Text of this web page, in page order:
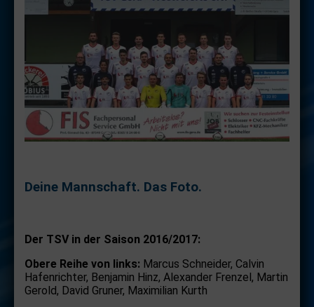
Deine Mannschaft. Das Foto.
Der TSV in der Saison 2016/2017:
Obere Reihe von links: Marcus Schneider, Calvin
Hafenrichter, Benjamin Hinz, Alexander Frenzel, Martin
Gerold, David Gruner, Maximilian Kurth